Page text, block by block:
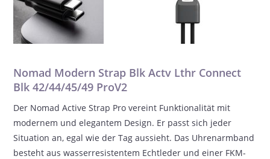
Nomad Modern Strap Blk Actv Lthr Connect
Blk 42/44/45/49 ProV2
Der Nomad Active Strap Pro vereint Funktionalität mit
modernem und elegantem Design. Er passt sich jeder
Situation an, egal wie der Tag aussieht. Das Uhrenarmband
besteht aus wasserresistentem Echtleder und einer FKM-